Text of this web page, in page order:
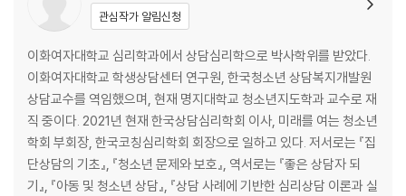
관심작가 알림신청
이화여자대학교 심리학과에서 상담심리학으로 박사학위를 받았다.
이화여자대학교 학생상담센터 연구원, 한국청소년 상담복지개발원
상담교수를 역임했으며, 현재 명지대학교 청소년지도학과 교수로 재
직 중이다. 2021년 현재 한국상담심리학회 이사, 미래를 여는 청소년
학회 부회장, 한국코칭심리학회 회장으로 일하고 있다. 저서로는 『집
단상담의 기초』, 『청소년 문제와 보호』, 역서로는 『좋은 상담자 되
기』, 『아동 및 청소년 상담』, 『상담 사례에 기반한 심리상담 이론과 실